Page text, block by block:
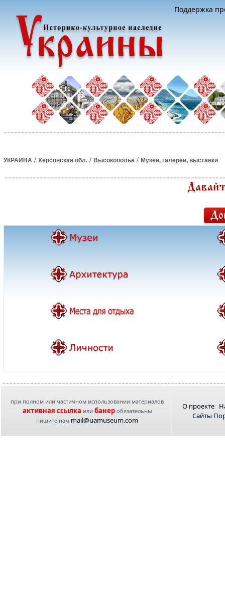
Поддержка
УКРАИНА / Херсонская обл. / Высокополье / Музеи, галереи, выставки
при полном или частичном использовании материалов
активная ссылка или банеробязательны
пишите нам mail@uamuseum.com
О проекте
Сайты